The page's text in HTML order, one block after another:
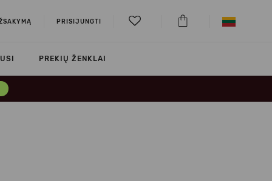
PRISIJUNGTI
PREKIŲ ŽENKLAI